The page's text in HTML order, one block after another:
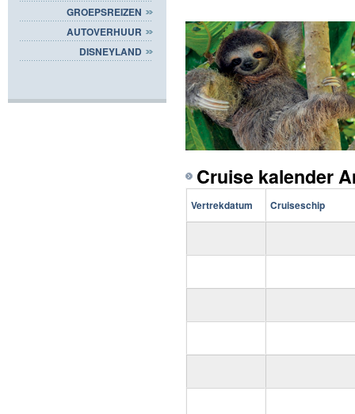
GROEPSREIZEN
AUTOVERHUUR
DISNEYLAND
Cruise kalender
Vertrekdatum Cruiseschip